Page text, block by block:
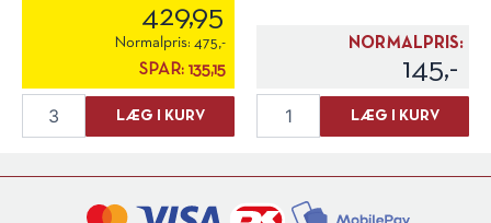
429,95
Normalpris: 475,-
SPAR: 135,15
Ferrant
LÆG I KURV
NORMALPRIS:
145,-
Hidalgo
"Heredad
LÆG I KURV